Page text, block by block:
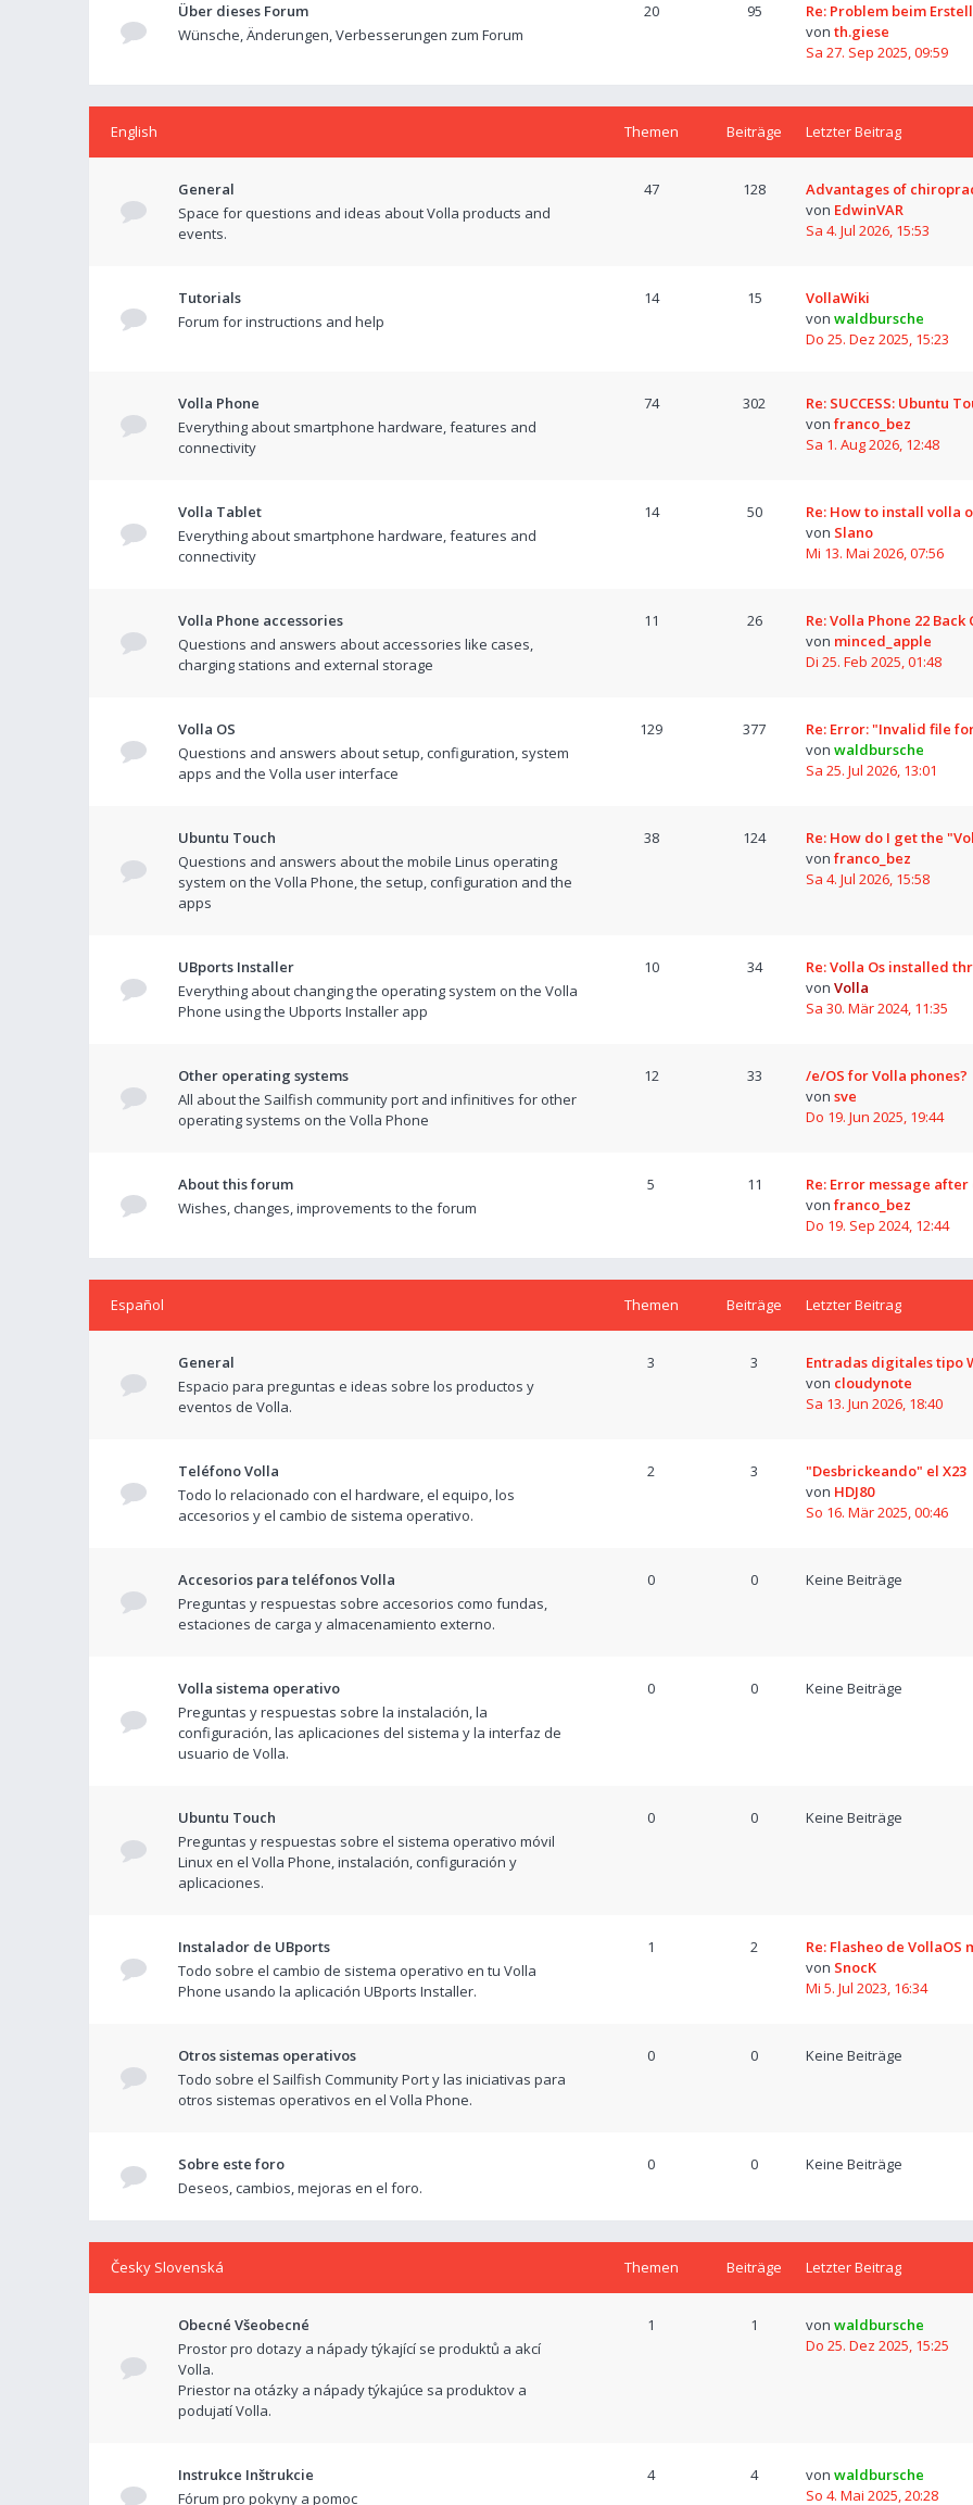
Über dieses Forum
Wünsche, Änderungen, Verbesserungen zum Forum
20 95
Re: Problem beim
von th.giese
Sa 27. Sep 2025, 09:59
English Themen Beiträge Letzter Beitrag
General
Space for questions and ideas about Volla products and
events.
47 128
Advantages of
von EdwinVAR
Sa 4. Jul 2026, 15:53
Tutorials
Forum for instructions and help
14 15
VollaWiki
von waldbursche
Do 25. Dez 2025, 15:23
Volla Phone
Everything about smartphone hardware, features and
connectivity
74 302
Re: SUCCESS: Ubuntu
von franco_bez
Sa 1. Aug 2026, 12:48
Volla Tablet
Everything about smartphone hardware, features and
connectivity
14 50
Re: How to install volla
von Slano
Mi 13. Mai 2026, 07:56
Volla Phone accessories
Questions and answers about accessories like cases,
charging stations and external storage
11 26
Re: Volla Phone 22 Back
von minced_apple
Di 25. Feb 2025, 01:48
Volla OS
Questions and answers about setup, configuration, system
apps and the Volla user interface
129 377
Re: Error: "Invalid file
von waldbursche
Sa 25. Jul 2026, 13:01
Ubuntu Touch
Questions and answers about the mobile Linus operating
system on the Volla Phone, the setup, configuration and the
apps
38 124
Re: How do I get the
von franco_bez
Sa 4. Jul 2026, 15:58
UBports Installer
Everything about changing the operating system on the Volla
Phone using the Ubports Installer app
10 34
Re: Volla Os installed
von Volla
Sa 30. Mär 2024, 11:35
Other operating systems
All about the Sailfish community port and infinitives for other
operating systems on the Volla Phone
12 33
/e/OS for Volla phones?
von sve
Do 19. Jun 2025, 19:44
About this forum
Wishes, changes, improvements to the forum
5 11
Re: Error message
von franco_bez
Do 19. Sep 2024, 12:44
Español Themen Beiträge Letzter Beitrag
General
Espacio para preguntas e ideas sobre los productos y
eventos de Volla.
3 3
Entradas digitales tipo
von cloudynote
Sa 13. Jun 2026, 18:40
Teléfono Volla
Todo lo relacionado con el hardware, el equipo, los
accesorios y el cambio de sistema operativo.
2 3
"Desbrickeando" el X23
von HDJ80
So 16. Mär 2025, 00:46
Accesorios para teléfonos Volla
Preguntas y respuestas sobre accesorios como fundas,
estaciones de carga y almacenamiento externo.
0 0 Keine Beiträge
Volla sistema operativo
Preguntas y respuestas sobre la instalación, la
configuración, las aplicaciones del sistema y la interfaz de
usuario de Volla.
0 0 Keine Beiträge
Ubuntu Touch
Preguntas y respuestas sobre el sistema operativo móvil
Linux en el Volla Phone, instalación, configuración y
aplicaciones.
0 0 Keine Beiträge
Instalador de UBports
Todo sobre el cambio de sistema operativo en tu Volla
Phone usando la aplicación UBports Installer.
1 2
Re: Flasheo de VollaOS
von SnocK
Mi 5. Jul 2023, 16:34
Otros sistemas operativos
Todo sobre el Sailfish Community Port y las iniciativas para
otros sistemas operativos en el Volla Phone.
0 0 Keine Beiträge
Sobre este foro
Deseos, cambios, mejoras en el foro.
0 0 Keine Beiträge
Česky Slovenská Themen Beiträge Letzter Beitrag
Obecné Všeobecné
Prostor pro dotazy a nápady týkající se produktů a akcí
Volla.
Priestor na otázky a nápady týkajúce sa produktov a
podujatí Volla.
1 1 von waldbursche
Do 25. Dez 2025, 15:25
Instrukce Inštrukcie
Fórum pro pokyny a pomoc
4 4 von waldbursche
So 4. Mai 2025, 20:28